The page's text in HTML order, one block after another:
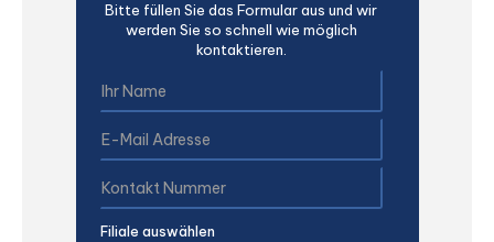
Bitte füllen Sie das Formular aus und wir
werden Sie so schnell wie möglich
kontaktieren.
Filiale auswählen